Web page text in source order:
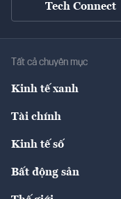
Tech Connect
Tất cả chuyên mục
Kinh tế xanh
Diễn đàn
Tài chính
Ngân hàng
Kinh tế số
Sản phẩm - Thị trường
Bất động sản
Chính sách